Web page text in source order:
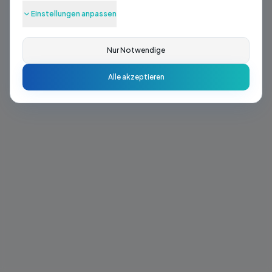
verschoben.
Zurück zur Startseite
Einstellungen anpassen
Nur Notwendige
Alle akzeptieren